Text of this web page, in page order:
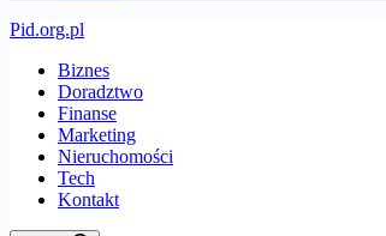
Pid.org.pl
Biznes
Doradztwo
Finanse
Marketing
Nieruchomości
Tech
Kontakt